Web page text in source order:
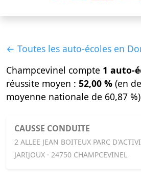
← Toutes les auto-écoles en
Champcevinel compte 1 auto-
réussite moyen : 52,00 % (en
moyenne nationale de 60,87
CAUSSE CONDUITE
2 ALLEE JEAN BOITEUX PARC
JARIJOUX · 24750 CHAMPCEVINEL